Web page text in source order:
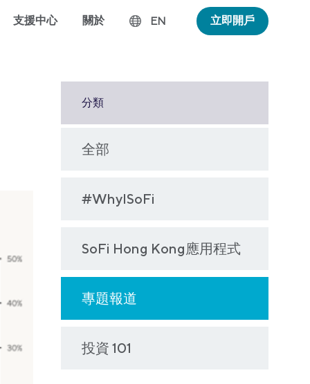
支援中心 關於 EN 立即開戶
分類
全部
#WhyISoFi
SoFi Hong Kong應用程式
專題報道
投資 101